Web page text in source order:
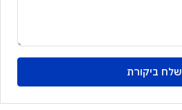
שלח ביקורת